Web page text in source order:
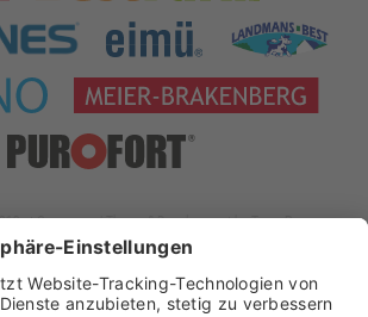
xt:Commerce| Theme & Development byTeam Progress